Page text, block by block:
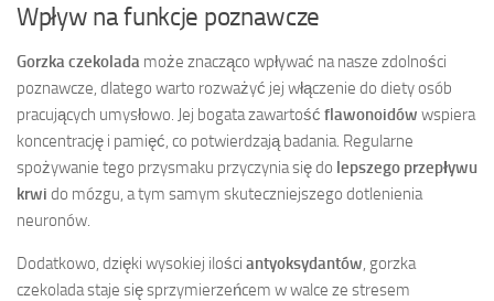
Wpływ na funkcje poznawcze
Gorzka czekolada może znacząco wpływać na nasze zdolności
poznawcze, dlatego warto rozważyć jej włączenie do diety osób
pracujących umysłowo. Jej bogata zawartość flawonoidów wspiera
koncentrację i pamięć, co potwierdzają badania. Regularne
spożywanie tego przysmaku przyczynia się do lepszego przepływu
krwi do mózgu, a tym samym skuteczniejszego dotlenienia
neuronów.
Dodatkowo, dzięki wysokiej ilości antyoksydantów , gorzka
czekolada staje się sprzymierzeńcem w walce ze stresem